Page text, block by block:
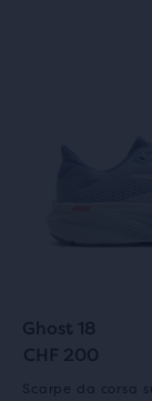
Ghost 18
CHF 200
Scarpe da corsa